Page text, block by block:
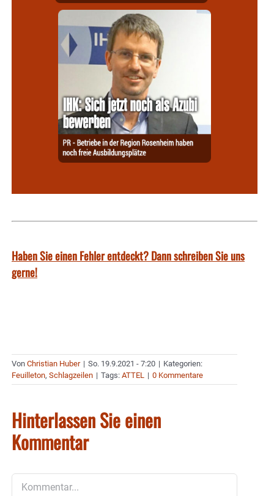
Haben Sie einen Fehler entdeckt? Dann schreiben Sie uns
gerne!
Von Christian Huber | So. 19.9.2021 - 7:20 | Kategorien:
Feuilleton, Schlagzeilen | Tags: ATTEL | 0 Kommentare
Hinterlassen Sie einen
Kommentar